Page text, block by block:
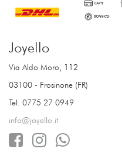
Joyello
Via Aldo Moro, 112
03100 - Frosinone (FR)
Tel. 0775 27 0949
info@joyello.it